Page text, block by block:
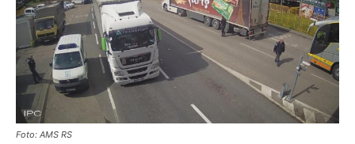
Foto: AMS RS